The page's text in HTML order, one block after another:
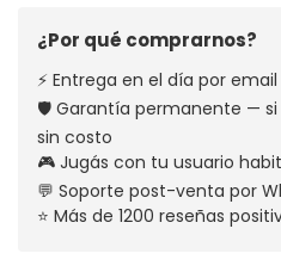
¿Por qué comprarnos?
⚡ Entrega en el día por
🛡️ Garantía permanente — si
sin costo
🎮 Jugás con tu usuario
💬 Soporte post-venta por
⭐ Más de 1200 reseñas